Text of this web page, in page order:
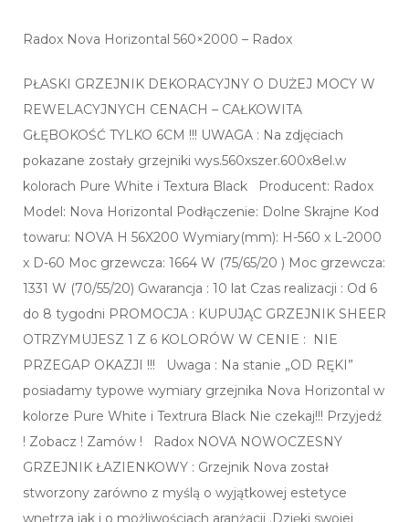
Radox Nova Horizontal 560×2000 – Radox
PŁASKI GRZEJNIK DEKORACYJNY O DUŻEJ MOCY W
REWELACYJNYCH CENACH – CAŁKOWITA
GŁĘBOKOŚĆ TYLKO 6CM !!! UWAGA : Na zdjęciach
pokazane zostały grzejniki wys.560xszer.600x8el.w
kolorach Pure White i Textura Black Producent: Radox
Model: Nova Horizontal Podłączenie: Dolne Skrajne Kod
towaru: NOVA H 56X200 Wymiary(mm): H-560 x L-2000
x D-60 Moc grzewcza: 1664 W (75/65/20 ) Moc grzewcza:
1331 W (70/55/20) Gwarancja : 10 lat Czas realizacji : Od 6
do 8 tygodni PROMOCJA : KUPUJĄC GRZEJNIK SHEER
OTRZYMUJESZ 1 Z 6 KOLORÓW W CENIE : NIE
PRZEGAP OKAZJI !!! Uwaga : Na stanie „OD RĘKI”
posiadamy typowe wymiary grzejnika Nova Horizontal w
kolorze Pure White i Textrura Black Nie czekaj!!! Przyjedź
! Zobacz ! Zamów ! Radox NOVA NOWOCZESNY
GRZEJNIK ŁAZIENKOWY : Grzejnik Nova został
stworzony zarówno z myślą o wyjątkowej estetyce
wnętrza jak i o możliwościach aranżacji .Dzięki swojej